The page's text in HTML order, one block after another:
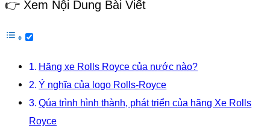
👉 Xem Nội Dung Bài Viết
Hãng xe Rolls Royce của nước nào?
Ý nghĩa của logo Rolls-Royce
Qúa trình hình thành, phát triển của hãng Xe Rolls
Royce